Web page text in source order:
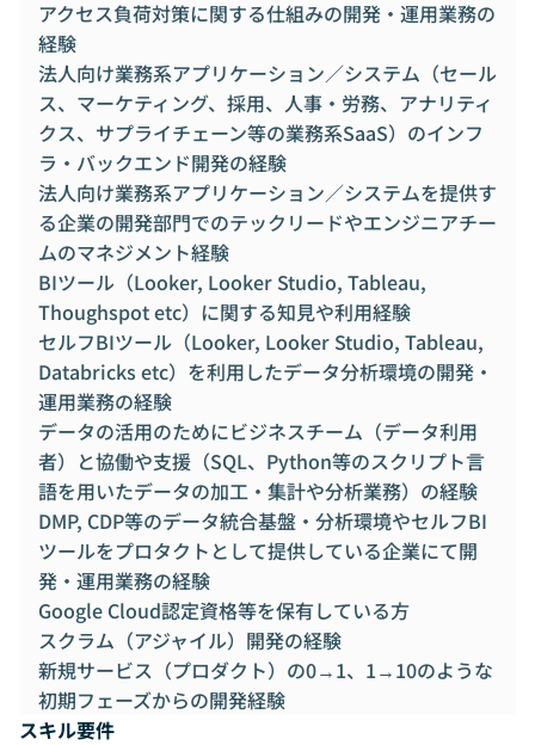
アクセス負荷対策に関する仕組みの開発・運用業務の
経験
法人向け業務系アプリケーション／システム（セール
ス、マーケティング、採用、人事・労務、アナリティ
クス、サプライチェーン等の業務系SaaS）のインフ
ラ・バックエンド開発の経験
法人向け業務系アプリケーション／システムを提供す
る企業の開発部門でのテックリードやエンジニアチー
ムのマネジメント経験
BIツール（Looker, Looker Studio, Tableau,
Thoughspot etc）に関する知見や利用経験
セルフBIツール（Looker, Looker Studio, Tableau,
Databricks etc）を利用したデータ分析環境の開発・
運用業務の経験
データの活用のためにビジネスチーム（データ利用
者）と協働や支援（SQL、Python等のスクリプト言
語を用いたデータの加工・集計や分析業務）の経験
DMP, CDP等のデータ統合基盤・分析環境やセルフBI
ツールをプロタクトとして提供している企業にて開
発・運用業務の経験
Google Cloud認定資格等を保有している方
スクラム（アジャイル）開発の経験
新規サービス（プロダクト）の0→1、1→10のような
初期フェーズからの開発経験
スキル要件